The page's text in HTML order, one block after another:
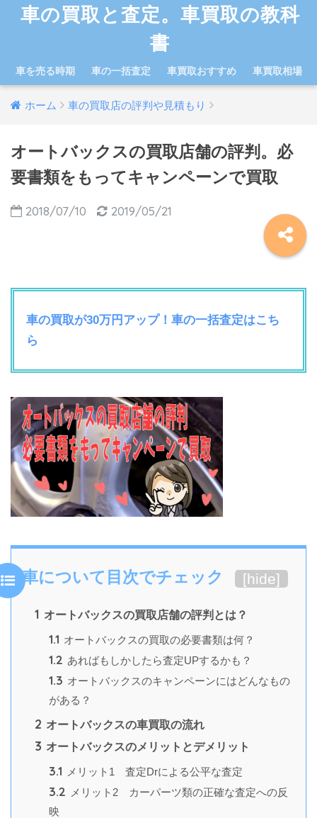
車の買取と査定。車買取の教科
書
車を売る時期 車の一括査定 車買取おすすめ 車買取相場
ホーム 車の買取店の評判や見積もり
オートバックスの買取店舗の評判。必
要書類をもってキャンペーンで買取
2018/07/10 2019/05/21
車の買取が30万円アップ！車の一括査定はこち
ら
車について目次でチェック [hide]
1 オートバックスの買取店舗の評判とは？
1.1 オートバックスの買取の必要書類は何？
1.2 あればもしかしたら査定UPするかも？
1.3 オートバックスのキャンペーンにはどんなもの
がある？
2 オートバックスの車買取の流れ
3 オートバックスのメリットとデメリット
3.1 メリット1 査定Drによる公平な査定
3.2
メリット2 カーパーツ類の正確な査定への反
映